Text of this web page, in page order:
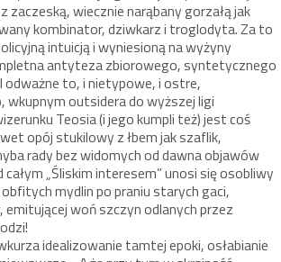
zaczeską, wiecznie narąbany gorzałą jak
kombinator, dziwkarz i troglodyta. Za to
intuicją i wyniesioną na wyżyny
antyteza zbiorowego, syntetycznego
odważne to, i nietypowe, i ostre,
wkupnym outsidera do wyższej ligi
Teosia (i jego kumpli też) jest coś
opój stukilowy z łbem jak szaflik,
rady bez widomych od dawna objawów
„Śliskim interesem” unosi się osobliwy
mydlin po praniu starych gaci,
woń szczyn odlanych przez
idealizowanie tamtej epoki, osłabianie